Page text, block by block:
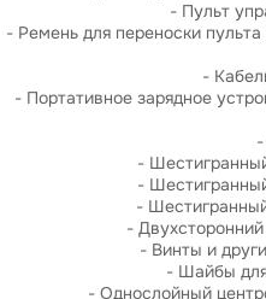
- Пульт
- Ремень для переноски пульта
-
- Портативное зарядное
-
-
-
-
- Винты и
- Шайбы
- Однослойный